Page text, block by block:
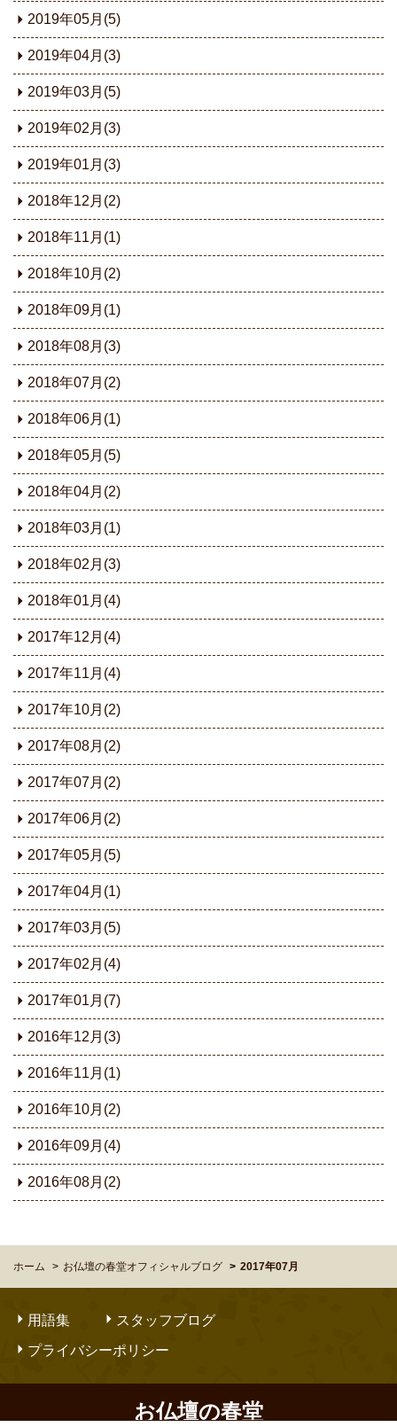
2019年05月(5)
2019年04月(3)
2019年03月(5)
2019年02月(3)
2019年01月(3)
2018年12月(2)
2018年11月(1)
2018年10月(2)
2018年09月(1)
2018年08月(3)
2018年07月(2)
2018年06月(1)
2018年05月(5)
2018年04月(2)
2018年03月(1)
2018年02月(3)
2018年01月(4)
2017年12月(4)
2017年11月(4)
2017年10月(2)
2017年08月(2)
2017年07月(2)
2017年06月(2)
2017年05月(5)
2017年04月(1)
2017年03月(5)
2017年02月(4)
2017年01月(7)
2016年12月(3)
2016年11月(1)
2016年10月(2)
2016年09月(4)
2016年08月(2)
ホーム お仏壇の春堂オフィシャルブログ 2017年07月
用語集
スタッフブログ
プライバシーポリシー
お仏壇の春堂